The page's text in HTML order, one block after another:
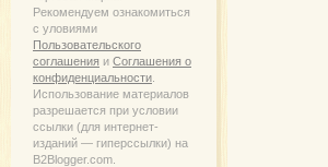
Рекомендуем ознакомиться
с уловиями
Пользовательского
соглашения и Соглашения о
конфиденциальности
Использование материалов
разрешается при условии
ссылки (для интернет-
изданий — гиперссылки) на
B2Blogger.com.